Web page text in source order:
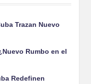
Trazan Nuevo
Rumbo en el
Redefinen